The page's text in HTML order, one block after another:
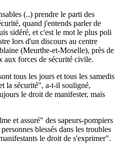
(..) prendre le parti des
quand j'entends parler de
sidéré, et c'est le mot le plus poli
lors d'un discours au centre
(Meurthe-et-Moselle), près de
aux forces de sécurité civile.
tous les jours et tous les samedis
la sécurité", a-t-il souligné,
le droit de manifester, mais
et assuré" des sapeurs-pompiers
blessés dans les troubles
le droit de s'exprimer".